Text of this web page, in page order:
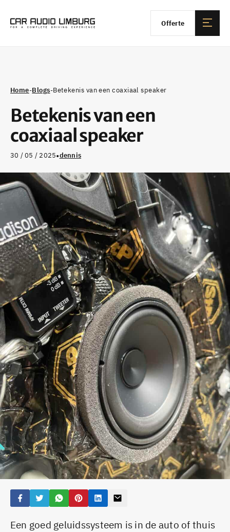
Offerte
Home-Blogs-Betekenis van een coaxiaal speaker
Betekenis van een
coaxiaal speaker
30 / 05 / 2025•dennis
Een goed geluidssysteem is in de auto of thuis